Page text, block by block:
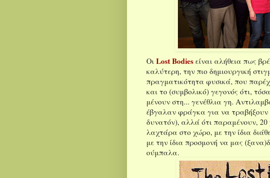
Οι Lost Bodies είναι αλήθεια πως
καλύτερη, την πιο δημιουργική
πραγματικότητα φυσικά, που
και το (συμβολικό) γεγονός ότι,
μένουν στη... γενέθλια γη.
έβγαλαν φράγκα για να τραβήξουν
δυνατόν), αλλά ότι παραμένουν, 20
λαχτάρα στο χώρο, με την ίδια
με την ίδια προσμονή να μας
ούμπαλα.